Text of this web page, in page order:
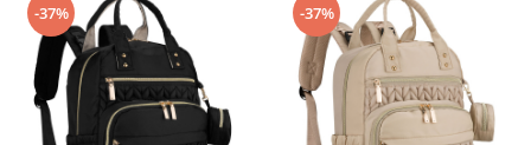
-37% -37%